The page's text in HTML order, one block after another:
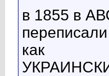
в 1855 в
переписали
как